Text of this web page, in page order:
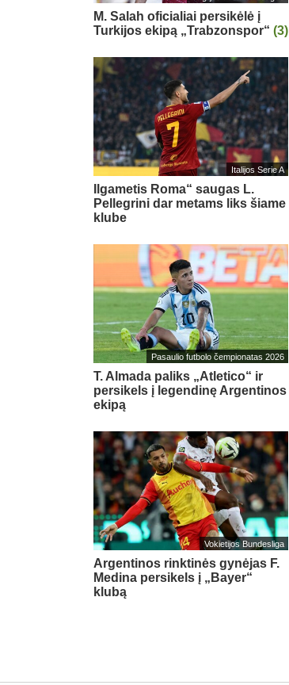
M. Salah oficialiai persikėlė į
Turkijos ekipą „Trabzonspor“ (3)
Italijos Serie A
Ilgametis Roma“ saugas L.
Pellegrini dar metams liks šiame
klube
Pasaulio futbolo čempionatas 2026
T. Almada paliks „Atletico“ ir
persikels į legendinę Argentinos
ekipą
Vokietijos Bundesliga
Argentinos rinktinės gynėjas F.
Medina persikels į „Bayer“
klubą